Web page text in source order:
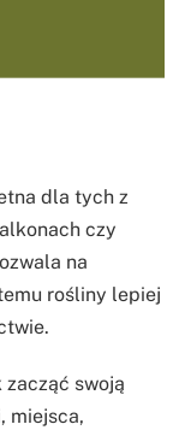
dla tych z
czy
na
rośliny lepiej
swoją
miejsca,